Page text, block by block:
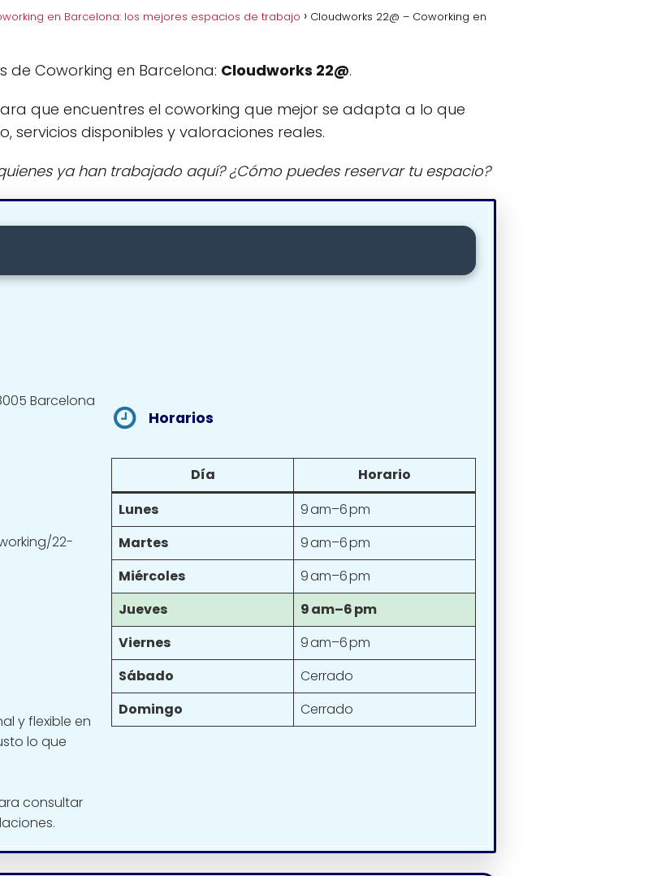
en Barcelona: los mejores espacios de trabajo
Cloudworks 22@ – Coworking en
de Coworking en Barcelona: Cloudworks 22@.
que encuentres el coworking que mejor se adapta a lo que
servicios disponibles y valoraciones reales.
ya han trabajado aquí? ¿Cómo puedes reservar tu espacio?
Barcelona
22-
y flexible en
lo que
consultar
Horarios
Día
Horario
Lunes
9 am–6 pm
Martes
9 am–6 pm
Miércoles
9 am–6 pm
Jueves
9 am–6 pm
Viernes
9 am–6 pm
Sábado
Cerrado
Domingo
Cerrado